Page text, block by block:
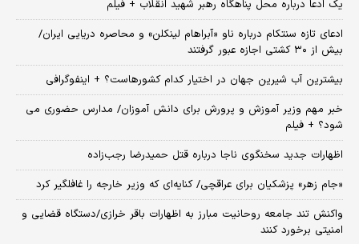
یک ادعا درباره محل پناهگاه‌ رهبر شهید انقلاب + فیلم
ادعای تازه سنتکام درباره ناو «آبراهام لینکلن» و محاصره دریایی ایران/
بیش از ۳۰ کشتی اجازه عبور گرفتند
بیشترین آب شیرین جهان در اختیار کدام کشورهاست؟ + اینفوگرافی
خبر مهم وزیر آموزش و پرورش برای دانش آموزان/ مدارس حضوری می
شود؟ + فیلم
اظهارات جدید سخنگوی ناجا درباره قتل حمیدرضا رجب‌زاده
«جام زهر» پزشکیان برای عراقچی/ کنایه‌ای که وزیر خارجه را غافلگیر کرد
واکنش تند جامعه روحانیت مبارز به اظهارات باقر خرازی/دستگاه قضایی و
امنیتی برخورد کنند